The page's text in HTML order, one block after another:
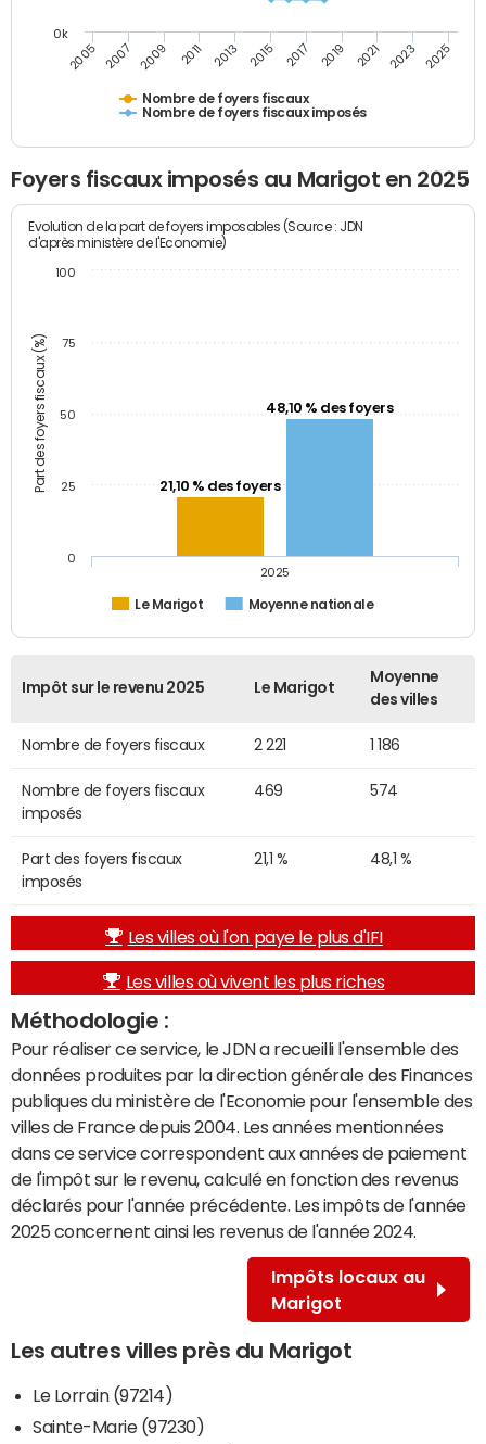
Nombre de foyers fiscaux
Nombre de foyers fiscaux imposés
2005 2007 2009 2011 2013 2015 2017 2019 2021 2023 2025
0k
Foyers fiscaux imposés au Marigot en 2025
Part des foyers fiscaux (%)
Evolution de la part de foyers imposables (Source : JDN
d'après ministère de l'Economie)
21,10 % des foyers
48,10 % des foyers
Le Marigot Moyenne nationale
2025
0
25
50
75
100
Impôt sur le revenu 2025 Le Marigot
Moyenne
des villes
Nombre de foyers fiscaux 2 221 1 186
Nombre de foyers fiscaux
imposés
469 574
Part des foyers fiscaux
imposés
21,1 % 48,1 %
Les villes où l'on paye le plus d'IFI
Les villes où vivent les plus riches
Méthodologie :
Pour réaliser ce service, le JDN a recueilli l'ensemble des
données produites par la direction générale des Finances
publiques du ministère de l'Economie pour l'ensemble des
villes de France depuis 2004. Les années mentionnées
dans ce service correspondent aux années de paiement
de l'impôt sur le revenu, calculé en fonction des revenus
déclarés pour l'année précédente. Les impôts de l'année
2025 concernent ainsi les revenus de l'année 2024.
Impôts locaux au
Marigot
Les autres villes près du Marigot
Le Lorrain (97214)
Sainte-Marie (97230)